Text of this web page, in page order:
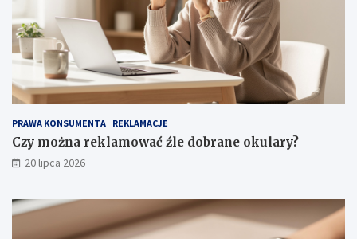
PRAWA KONSUMENTA REKLAMACJE
Czy można reklamować źle dobrane okulary?
20 lipca 2026